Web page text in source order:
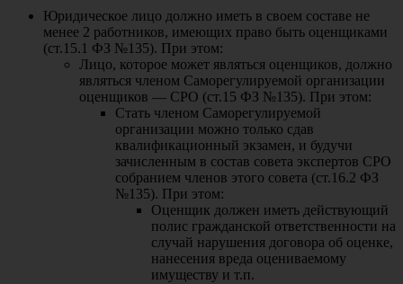
Юридическое лицо должно иметь в своем составе не
менее 2 работников, имеющих право быть оценщиками
(ст.15.1 ФЗ №135). При этом:
Лицо, которое может являться оценщиков, должно
являться членом Саморегулируемой организации
оценщиков — СРО (ст.15 ФЗ №135). При этом:
Стать членом Саморегулируемой
организации можно только сдав
квалификационный экзамен, и будучи
зачисленным в состав совета экспертов СРО
собранием членов этого совета (ст.16.2 ФЗ
№135). При этом:
Оценщик должен иметь действующий
полис гражданской ответственности на
случай нарушения договора об оценке,
нанесения вреда оцениваемому
имуществу и т.п.